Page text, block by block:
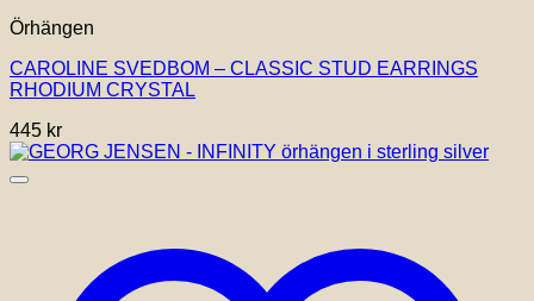
Örhängen
CAROLINE SVEDBOM – CLASSIC STUD EARRINGS
RHODIUM CRYSTAL
445 kr